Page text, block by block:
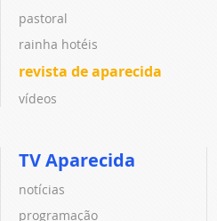
pastoral
rainha hotéis
revista de aparecida
vídeos
TV Aparecida
notícias
programação